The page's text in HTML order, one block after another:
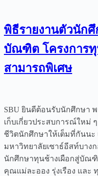
พิธีรายงานตัวนัก
บัณฑิต โครงการ
สามารถพิเศษ
SBU ยินดีต้อนรับนักศึกษา
เก็บเกี่ยวประสบการณ์ใหม่
ชีวิตนักศึกษาให้เต็มที่กันนะ
มหาวิทยาลัยเซาธ์อีสท์บาง
นักศึกษาทุนช้างเผือกสู่บัณ
คุณแม่ละออง รุ่งเรือง และ